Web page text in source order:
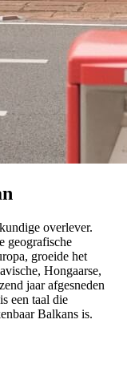
overlever.
geografische
groeide het
Hongaarse,
jaar afgesneden
een taal die
Balkans is.